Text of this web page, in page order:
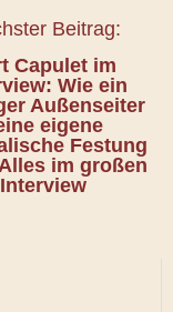
Beitrag:
Capulet im
Wie ein
Außenseiter
eigene
Festung
im großen
Interview